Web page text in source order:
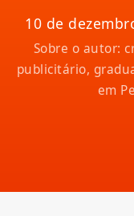
10 de
Sobre o autor:
publicitário,
em